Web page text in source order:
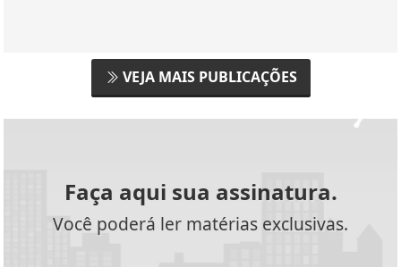
VEJA MAIS PUBLICAÇÕES
Faça aqui sua assinatura.
Você poderá ler matérias exclusivas.